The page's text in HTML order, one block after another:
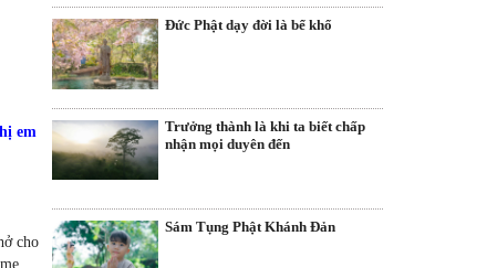
em
cho
Đức Phật dạy đời là bể khổ
Trưởng thành là khi ta biết chấp
nhận mọi duyên đến
Sám Tụng Phật Khánh Đản